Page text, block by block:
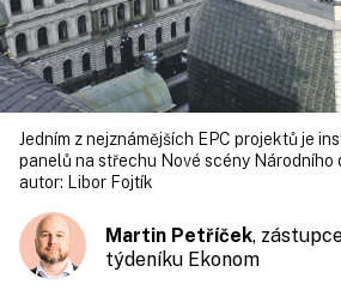
Jedním z nejznámějších EPC projektů je
panelů na střechu Nové scény Národního
autor:
Libor Fojtík
Martin Petříček,
týdeníku Ekonom